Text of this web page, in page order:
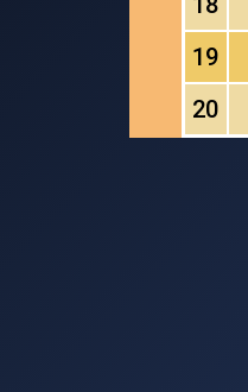
19
20